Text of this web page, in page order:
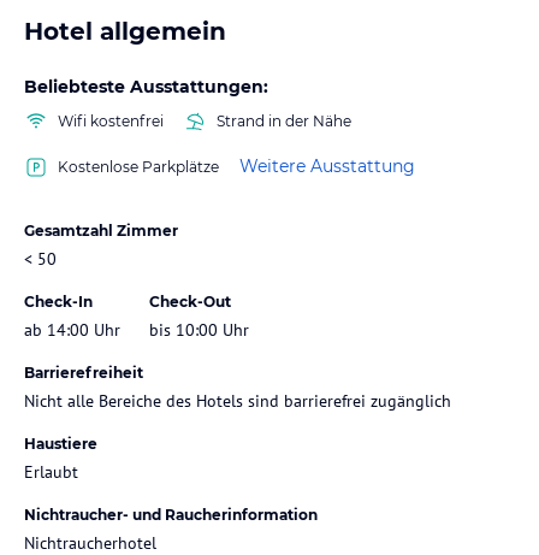
Hotel allgemein
Beliebteste Ausstattungen:
Wifi kostenfrei Strand in der Nähe
Kostenlose Parkplätze Weitere Ausstattung
Gesamtzahl Zimmer
< 50
Check-In
ab 14:00 Uhr
Check-Out
bis 10:00 Uhr
Barrierefreiheit
Nicht alle Bereiche des Hotels sind barrierefrei zugänglich
Haustiere
Erlaubt
Nichtraucher- und Raucherinformation
Nichtraucherhotel